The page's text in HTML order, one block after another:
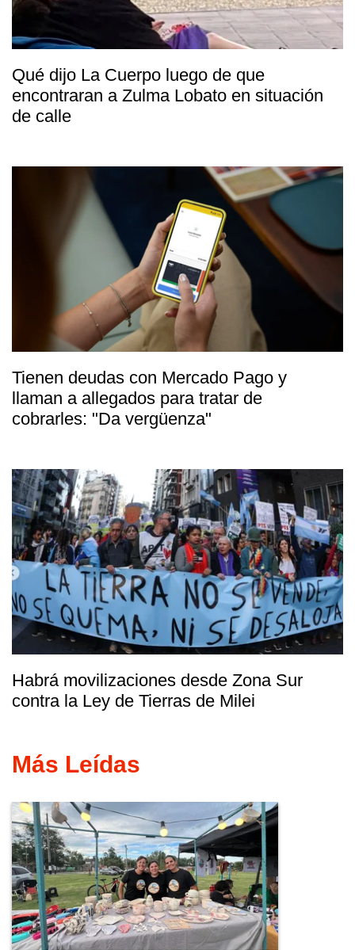
Qué dijo La Cuerpo luego de que
encontraran a Zulma Lobato en situación
de calle
Tienen deudas con Mercado Pago y
llaman a allegados para tratar de
cobrarles: "Da vergüenza"
Habrá movilizaciones desde Zona Sur
contra la Ley de Tierras de Milei
Más Leídas